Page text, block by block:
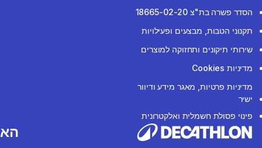
הסדר פשרה בת"צ 18665-02-20
תקנוני הטבות, מבצעים ופעילויות
שירותי תיקונים ותחזוקה למוצרים
מדיניות Cookies
מדיניות פרטיות, מאגר מידע ודיוור
ישיר
פינוי פסולת חשמלית ואלקטרונית